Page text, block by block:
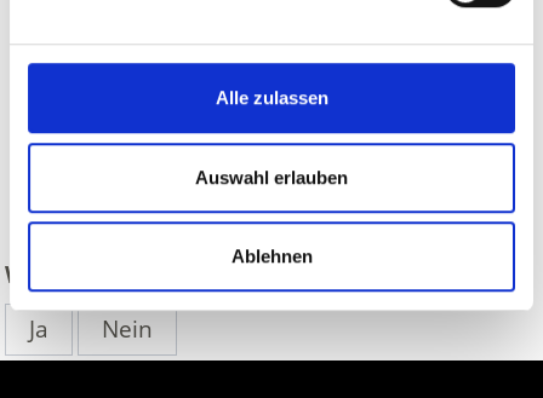
Alle zulassen
Auswahl erlauben
Ablehnen
WAR DER INHALT FÜR SIE HILFREICH?
Ja
Nein